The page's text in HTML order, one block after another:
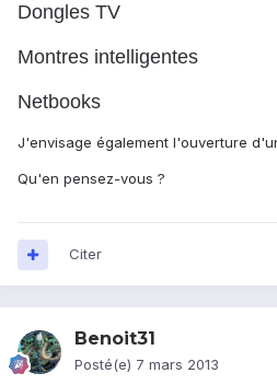
Dongles TV
Montres intelligentes
Netbooks
J'envisage également l'ouverture
Qu'en pensez-vous ?
Citer
Benoit31
Posté(e) 7 mars 2013